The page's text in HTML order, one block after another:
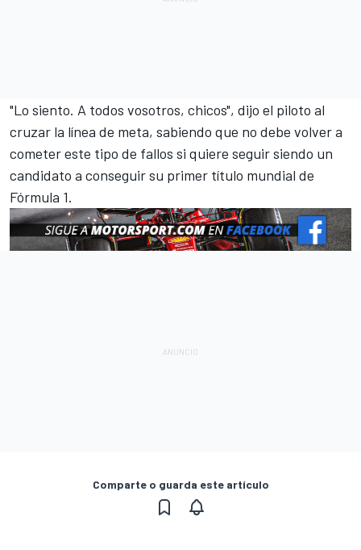
"Lo siento. A todos vosotros, chicos", dijo el piloto al
cruzar la línea de meta, sabiendo que no debe volver a
cometer este tipo de fallos si quiere seguir siendo un
candidato a conseguir su primer título mundial de
Fórmula 1.
Comparte o guarda este artículo